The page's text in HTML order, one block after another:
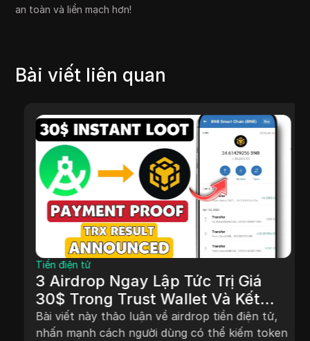
an toàn và liền mạch hơn!
Bài viết liên quan
Tiền điện tử
3 Airdrop Ngay Lập Tức Trị Giá
30$ Trong Trust Wallet Và Kết
Quả Quà Tặng Được Công Bố
Bài viết này thảo luận về airdrop tiền điện tử,
nhấn mạnh cách người dùng có thể kiếm token